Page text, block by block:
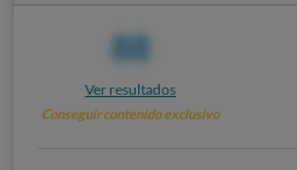
88
Ver resultados
Conseguir contenido exclusivo